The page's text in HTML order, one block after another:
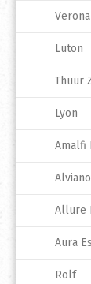
Verona
Luton
Thuur
Lyon
Amalfi
Alviano
Allure
Aura
Rolf